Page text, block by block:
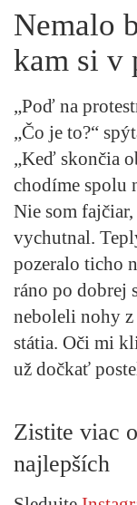
Nemalo
kam si v
„Poď na
„Čo je to?“
„Keď skončia
chodíme spolu
Nie som
vychutnal.
pozeralo ticho
ráno po dobrej
neboleli nohy z
státia. Oči mi
už dočkať
Zistite viac
najlepších